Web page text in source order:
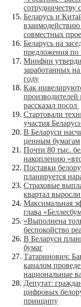
сотрудничеству
Беларусь и
совместных
Беларусь на
предложения
Минфин
заработанных
году
Как
рассказал посол
Стартовали
участия
В Беларуси
ценным бумагам
Почти 80 тыс.
накоплению
Поставки
планируется
Cтраховые
квартал
Максимальная
глава
«Выполнена
беспокойство
В Беларуси
бумаг
Татаринович:
каналом
национальные
Депутат:
цифровых
принципу